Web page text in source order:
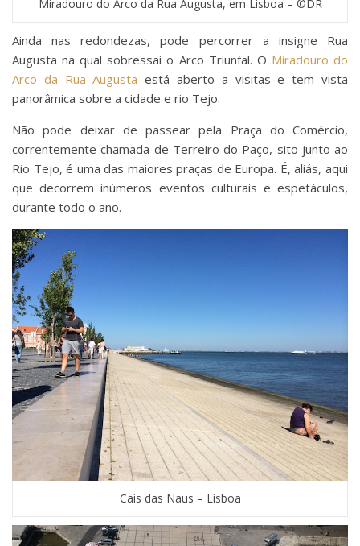
Miradouro do Arco da Rua Augusta, em Lisboa – ©DR
Ainda nas redondezas, pode percorrer a insigne Rua
Augusta na qual sobressai o Arco Triunfal. O Miradouro do
Arco da Rua Augustaestá aberto a visitas e tem vista
panorâmica sobre a cidade e rio Tejo.
Não pode deixar de passear pela Praça do Comércio,
correntemente chamada de Terreiro do Paço, sito junto ao
Rio Tejo, é uma das maiores praças de Europa. É, aliás, aqui
que decorrem inúmeros eventos culturais e espetáculos,
durante todo o ano.
Cais das Naus – Lisboa